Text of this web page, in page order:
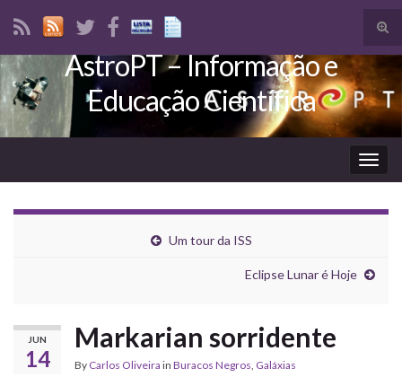
Search for:
AstroPT – Informação e
Educação Científica
Um tour da ISS
Eclipse Lunar é Hoje
JUN
14
Markarian sorridente
By Carlos Oliveira in Buracos Negros, Galáxias